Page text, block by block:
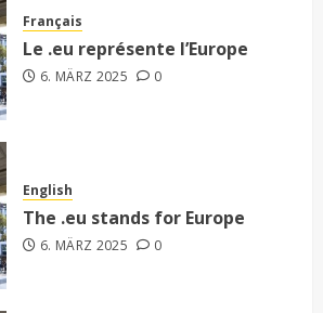
Français
Le .eu représente l’Europe
6. MÄRZ 2025 0
English
The .eu stands for Europe
6. MÄRZ 2025 0